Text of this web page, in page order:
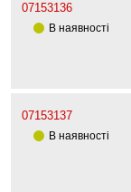
07153136
В наявності
07153137
В наявності